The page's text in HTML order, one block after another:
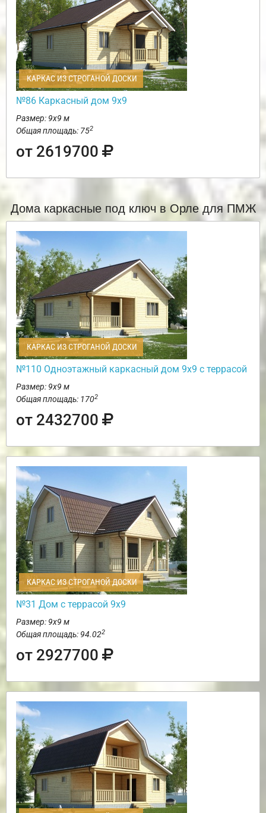
КАРКАС ИЗ СТРОГАНОЙ ДОСКИ
№86 Каркасный дом 9х9
Размер: 9х9 м
Общая площадь: 752
от 2619700
Дома каркасные под ключ в Орле для ПМЖ
КАРКАС ИЗ СТРОГАНОЙ ДОСКИ
№110 Одноэтажный каркасный дом 9х9 с террасой
Размер: 9х9 м
Общая площадь: 1702
от 2432700
КАРКАС ИЗ СТРОГАНОЙ ДОСКИ
№31 Дом с террасой 9х9
Размер: 9х9 м
Общая площадь: 94.022
от 2927700